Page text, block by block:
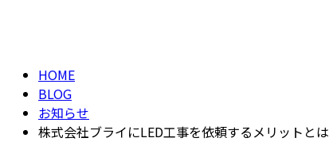
HOME
BLOG
お知らせ
株式会社ブライにLED工事を依頼するメリットとは